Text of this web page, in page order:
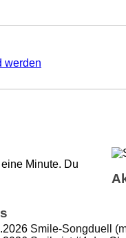
werden
Minute. Du
Smile-Songduell